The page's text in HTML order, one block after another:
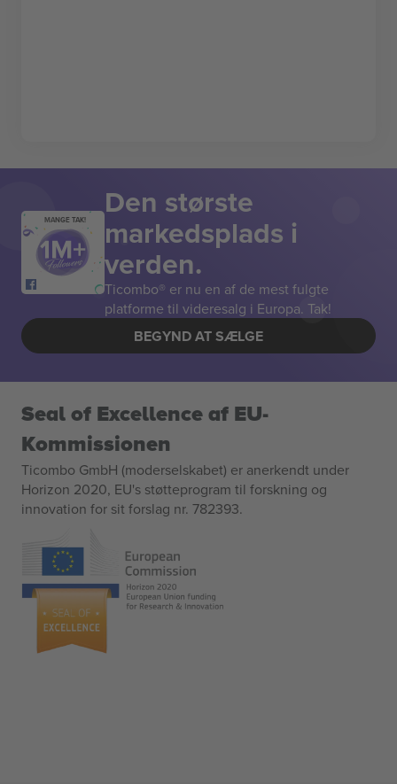
MANGE TAK! Den største
markedsplads i
verden.
Ticombo® er nu en af de mest fulgte
platforme til videresalg i Europa. Tak!
BEGYND AT SÆLGE
Seal of Excellence af EU-
Kommissionen
Ticombo GmbH (moderselskabet) er anerkendt under
Horizon 2020, EU's støtteprogram til forskning og
innovation for sit forslag nr. 782393.